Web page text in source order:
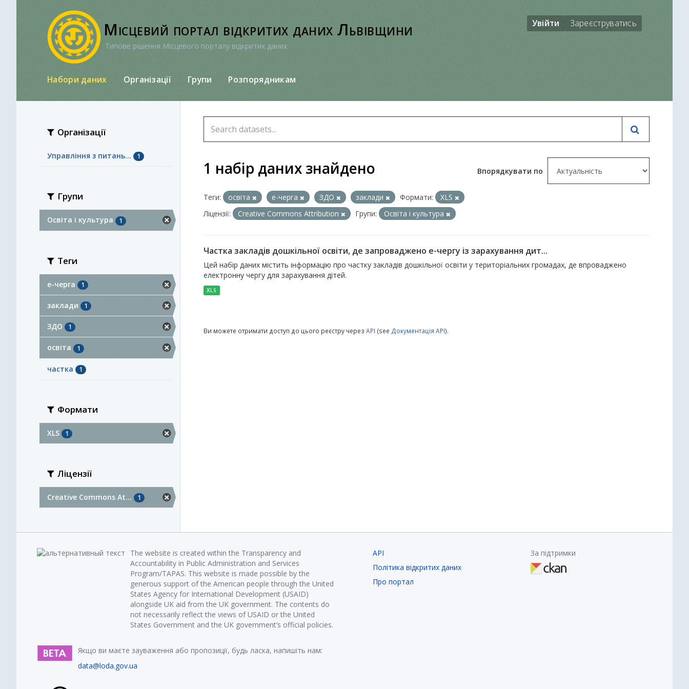
Місцевий портал відкритих даних Львівщини
Типове рішення Місцевого порталу відкритих даних
Увійти Зареєструватись
Набори даних Організації Групи Розпорядникам
Організації
Управління з питань... 1
Групи
Освіта і культура 1
Теги
е-черга 1
заклади 1
ЗДО 1
освіта 1
частка 1
Формати
XLS 1
Ліцензії
Creative Commons At... 1
Впорядкувати по
1 набір даних знайдено
Теги: освіта е-черга ЗДО заклади Формати:
XLS
Ліцензії:
Creative Commons Attribution Групи: Освіта і культура
Частка закладів дошкільної освіти, де запроваджено е-чергу із зарахування дит...
Цей набір даних містить інформацію про частку закладів дошкільної освіти у територіальних громадах, де впроваджено
електронну чергу для зарахування дітей.
XLS
Ви можете отримати доступ до цього реєстру через API (see Документація API).
The website is created within the Transparency and
Accountability in Public Administration and Services
Program/TAPAS. This website is made possible by the
generous support of the American people through the United
States Agency for International Development (USAID)
alongside UK aid from the UK government. The contents do
not necessarily reflect the views of USAID or the United
States Government and the UK government’s official policies.
Якщо ви маєте зауваження або пропозиції, будь ласка, напишіть нам:
data@loda.gov.ua
API
Політика відкритих даних
Про портал
За підтримки